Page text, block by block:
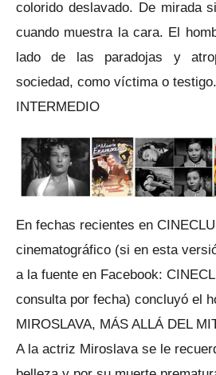
colorido deslavado. De mirada
cuando muestra la cara. El
lado de las paradojas y
sociedad, como víctima o
INTERMEDIO
En fechas recientes en
cinematográfico (si en esta
a la fuente en Facebook:
consulta por fecha) concluyó el
MIROSLAVA, MÁS ALLÁ DEL
A la actriz Miroslava se le